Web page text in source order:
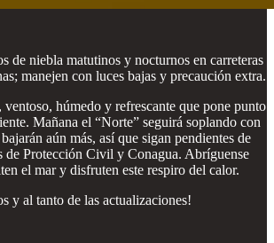
de niebla matutinos y nocturnos en carreteras
manejen con luces bajas y precaución extra.
húmedo y refrescante que pone punto
Mañana el “Norte” seguirá soplando con
aún más, así que sigan pendientes de
de Protección Civil y Conagua. Abríguense
el mar y disfruten este respiro del calor.
y al tanto de las actualizaciones!